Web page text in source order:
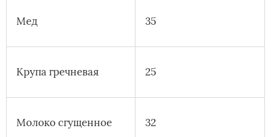
Мед 35
Крупа гречневая 25
Молоко сгущенное 32